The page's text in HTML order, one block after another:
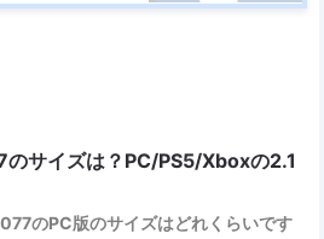
サイズは？PC/PS5/Xboxの2.1
のPC版のサイズはどれくらいです